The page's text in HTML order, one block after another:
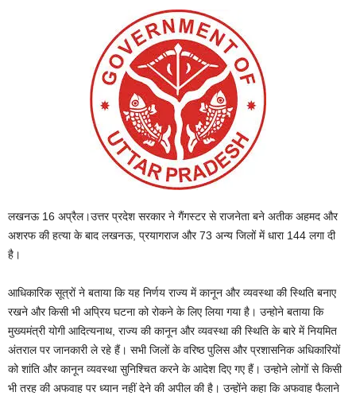
लखनऊ 16 अप्रैल।उत्तर प्रदेश सरकार ने गैंगस्टर से राजनेता बने अतीक अहमद और
अशरफ की हत्या के बाद लखनऊ, प्रयागराज और 73 अन्य जिलों में धारा 144 लगा दी
है।
आधिकारिक सूत्रों ने बताया कि यह निर्णय राज्य में कानून और व्यवस्था की स्थिति बनाए
रखने और किसी भी अप्रिय घटना को रोकने के लिए लिया गया है। उन्होने बताया कि
मुख्यमंत्री योगी आदित्यनाथ, राज्य की कानून और व्यवस्था की स्थिति के बारे में नियमित
अंतराल पर जानकारी ले रहे हैं। सभी जिलों के वरिष्ठ पुलिस और प्रशासनिक अधिकारियों
को शांति और कानून व्यवस्था सुनिश्चित करने के आदेश दिए गए हैं। उन्होने लोगों से किसी
भी तरह की अफवाह पर ध्यान नहीं देने की अपील की है। उन्होंने कहा कि अफवाह फैलाने